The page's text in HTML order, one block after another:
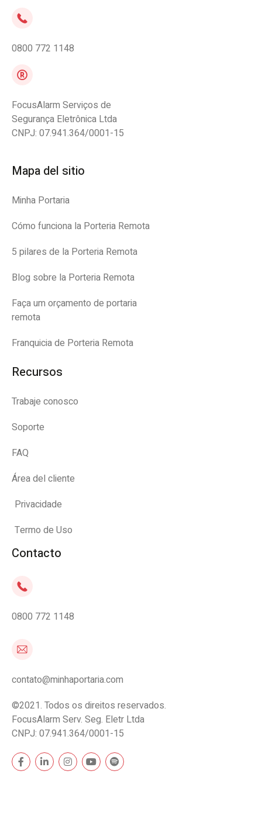
0800 772 1148
FocusAlarm Serviços de
Segurança Eletrônica Ltda
CNPJ: 07.941.364/0001-15
Mapa del sitio
Minha Portaria
Cómo funciona la Porteria Remota
5 pilares de la Porteria Remota
Blog sobre la Porteria Remota
Faça um orçamento de portaria
remota
Franquicia de Porteria Remota
Recursos
Trabaje conosco
Soporte
FAQ
Área del cliente
Privacidade
Termo de Uso
Contacto
0800 772 1148
contato@minhaportaria.com
©2021. Todos os direitos reservados.
FocusAlarm Serv. Seg. Eletr Ltda
CNPJ: 07.941.364/0001-15